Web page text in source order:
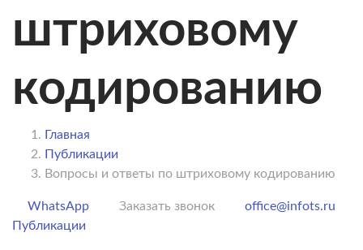
штриховому
кодированию
Главная
Публикации
Вопросы и ответы по штриховому кодированию
WhatsApp Заказать звонок
office@infots.ru
Публикации